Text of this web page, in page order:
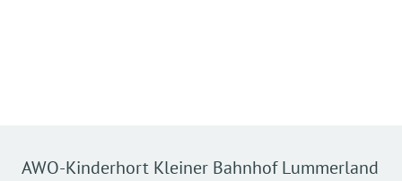
AWO-Kinderhort Kleiner Bahnhof Lummerland